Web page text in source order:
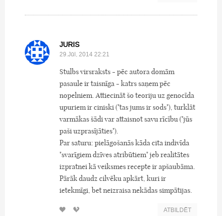
JURIS
29.Jūl, 2014 22:21
Stulbs virsraksts - pēc autora domām
pasaule ir taisnīga - katrs saņem pēc
nopelniem. Attiecināt šo teoriju uz genocīda
upuriem ir ciniski ("tas jums ir sods"), turklāt
varmākas šādi var attaisnot savu rīcību ("jūs
paši uzprasījāties").
Par saturu: pielāgošanās kāda cita indivīda
"svarīgiem dzīves atribūtiem" jeb realitātes
izpratnei kā veiksmes recepte ir apšaubāma.
Pārāk daudz cilvēku apkārt, kuri ir
ietekmīgi, bet neizraisa nekādas simpātijas.
ATBILDĒT